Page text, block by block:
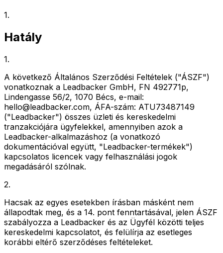
1.
Hatály
1.
A következő Általános Szerződési Feltételek ("ÁSZF")
vonatkoznak a Leadbacker GmbH, FN 492771p,
Lindengasse 56/2, 1070 Bécs, e-mail:
hello@leadbacker.com, ÁFA-szám: ATU73487149
("Leadbacker") összes üzleti és kereskedelmi
tranzakciójára ügyfelekkel, amennyiben azok a
Leadbacker-alkalmazáshoz (a vonatkozó
dokumentációval együtt, "Leadbacker-termékek")
kapcsolatos licencek vagy felhasználási jogok
megadásáról szólnak.
2.
Hacsak az egyes esetekben írásban másként nem
állapodtak meg, és a 14. pont fenntartásával, jelen ÁSZF
szabályozza a Leadbacker és az Ügyfél közötti teljes
kereskedelmi kapcsolatot, és felülírja az esetleges
korábbi eltérő szerződéses feltételeket.